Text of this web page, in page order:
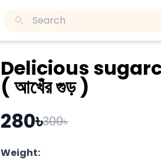
Delicious
( আখেঁর গুড় )
280৳300৳
Weight: